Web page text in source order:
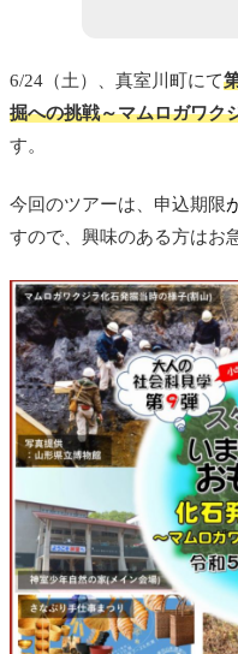
6/24（土）、 真室川町にて
掘への挑戦～マムロガワク
す。
今回のツアーは、 申込期限
すので、興味のある方はお